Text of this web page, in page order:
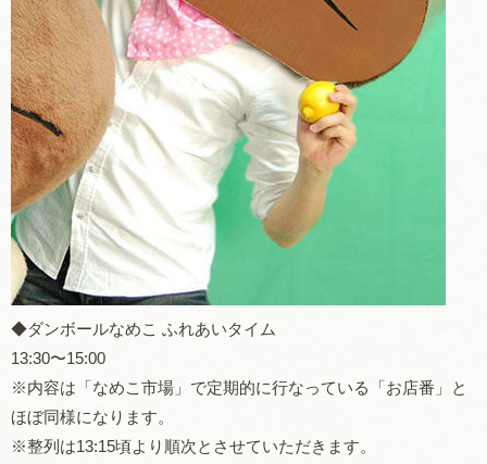
◆ダンボールなめこ ふれあいタイム
13:30〜15:00
※内容は「なめこ市場」で定期的に行なっている「お店番」と
ほぼ同様になります。
※整列は13:15頃より順次とさせていただきます。